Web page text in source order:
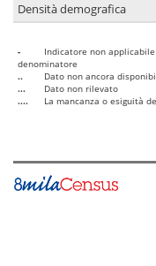
Densità demografica
-
Indicatore non
denominatore
..
Dato non ancora
...
Dato non rilevato
....
La mancanza o esiguità